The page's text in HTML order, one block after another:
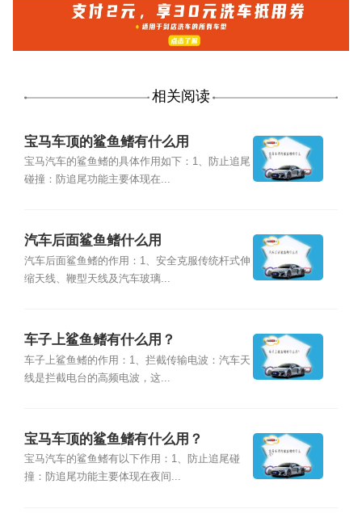
相关阅读
宝马车顶的鲨鱼鳍有什么用
宝马汽车的鲨鱼鳍的具体作用如下：1、防止追尾
碰撞：防追尾功能主要体现在...
汽车后面鲨鱼鳍什么用
汽车后面鲨鱼鳍的作用：1、安全克服传统杆式伸
缩天线、鞭型天线及汽车玻璃...
车子上鲨鱼鳍有什么用？
车子上鲨鱼鳍的作用：1、拦截传输电波：汽车天
线是拦截电台的高频电波，这...
宝马车顶的鲨鱼鳍有什么用？
宝马汽车的鲨鱼鳍有以下作用：1、防止追尾碰
撞：防追尾功能主要体现在夜间...